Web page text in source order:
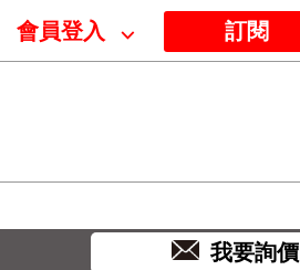
會員登入 ⌵ 訂閱
我要詢價